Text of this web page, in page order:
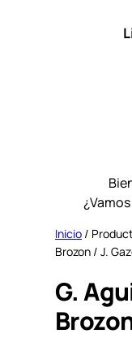
Inicio /
Brozon / J.
G.